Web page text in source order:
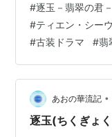
ラクター生死を含
した謝征が他の怪
長玉が入ってきて
体がバレないよう
のにと以前は思っ
えて…
#逐玉－翡翠の君－
#ティエン・シー
#古装ドラマ #翡
あおの華流記 •
逐玉(ちくぎょ